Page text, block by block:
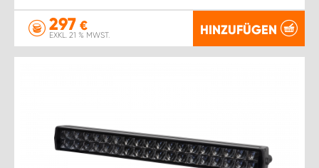
297 €
EXKL. 21 % MWST. HINZUFÜGEN